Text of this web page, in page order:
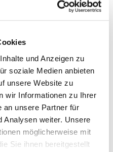
und Anzeigen zu
soziale Medien anbieten
unsere Website zu
wir Informationen zu Ihrer
an unsere Partner für
Analysen weiter. Unsere
möglicherweise mit
Sie ihnen bereitgestellt